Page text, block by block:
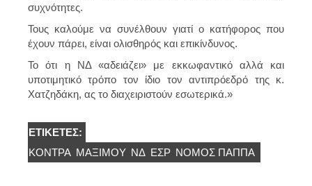
συχνότητες.
Τους καλούμε να συνέλθουν γιατί ο κατήφορος που
έχουν πάρει, είναι ολισθηρός και επικίνδυνος.
Το ότι η ΝΔ «αδειάζει» με εκκωφαντικό αλλά και
υποτιμητικό τρόπο τον ίδιο τον αντιπρόεδρό της κ.
Χατζηδάκη, ας το διαχειριστούν εσωτερικά.»
ΕΤΙΚΈΤΕΣ:
ΚΌΝΤΡΑ ΜΑΞΊΜΟΥ ΝΔ ΕΣΡ ΝΌΜΟΣ ΠΑΠΠΆ